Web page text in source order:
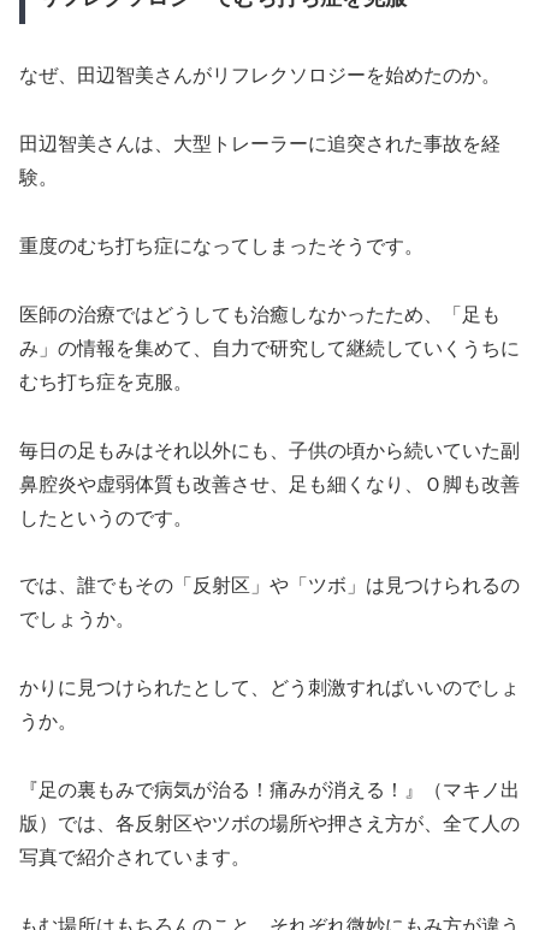
なぜ、田辺智美さんがリフレクソロジーを始めたのか。
田辺智美さんは、大型トレーラーに追突された事故を経
験。
重度のむち打ち症になってしまったそうです。
医師の治療ではどうしても治癒しなかったため、「足も
み」の情報を集めて、自力で研究して継続していくうちに
むち打ち症を克服。
毎日の足もみはそれ以外にも、子供の頃から続いていた副
鼻腔炎や虚弱体質も改善させ、足も細くなり、Ｏ脚も改善
したというのです。
では、誰でもその「反射区」や「ツボ」は見つけられるの
でしょうか。
かりに見つけられたとして、どう刺激すればいいのでしょ
うか。
『足の裏もみで病気が治る！痛みが消える！』（マキノ出
版）では、各反射区やツボの場所や押さえ方が、全て人の
写真で紹介されています。
もむ場所はもちろんのこと、それぞれ微妙にもみ方が違う